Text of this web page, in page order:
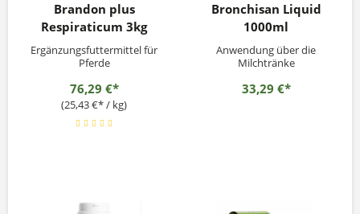
Brandon plus
Respiraticum 3kg
Ergänzungsfuttermittel für
Pferde
76,29 €*
(25,43 €* / kg)
Bronchisan Liquid
1000ml
Anwendung über die
Milchtränke
33,29 €*